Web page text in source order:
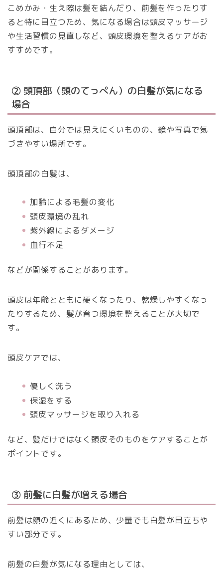
こめかみ・生え際は髪を結んだり、前髪を作ったりす
ると特に目立つため、気になる場合は頭皮マッサージ
や生活習慣の見直しなど、頭皮環境を整えるケアがお
すすめです。
② 頭頂部（頭のてっぺん）の白髪が気になる
場合
頭頂部は、自分では見えにくいものの、鏡や写真で気
づきやすい場所です。
頭頂部の白髪は、
加齢による毛髪の変化
頭皮環境の乱れ
紫外線によるダメージ
血行不足
などが関係することがあります。
頭皮は年齢とともに硬くなったり、乾燥しやすくなっ
たりするため、髪が育つ環境を整えることが大切で
す。
頭皮ケアでは、
優しく洗う
保湿をする
頭皮マッサージを取り入れる
など、髪だけではなく頭皮そのものをケアすることが
ポイントです。
③ 前髪に白髪が増える場合
前髪は顔の近くにあるため、少量でも白髪が目立ちや
すい部分です。
前髪の白髪が気になる理由としては、